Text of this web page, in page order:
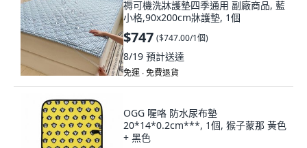
褥可機洗牀護墊四季通用 副廠商品, 藍
小格,90x200cm牀護墊, 1個
$747 ($747.00/1個)
8/19 預計送達
免運 ∙ 免費退貨
OGG 喔咯 防水尿布墊
20*14*0.2cm***, 1個, 猴子蒙那 黃色
+ 黑色